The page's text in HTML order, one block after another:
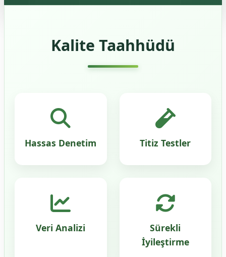
Kalite Taahhüdü
Hassas Denetim Titiz Testler
Veri Analizi
Sürekli
İyileştirme